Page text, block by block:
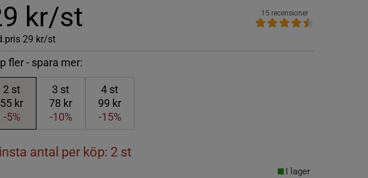
kr/st
29 kr/st
15 recensioner
fler - spara mer:
2 st
55 kr
-5%
3 st
78 kr
-10%
4 st
99 kr
-15%
antal per köp: 2 st
I lager